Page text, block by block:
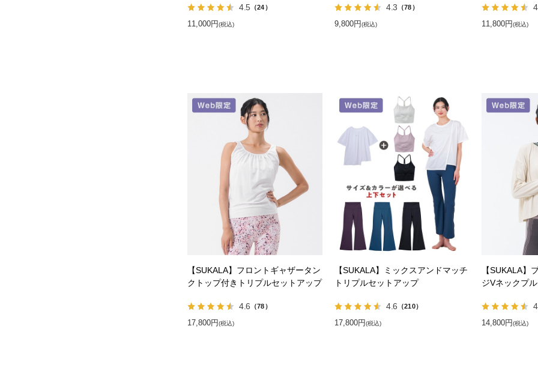
4.5 （24）
11,000円(税込)
4.3 （78）
9,800円(税込) 11,800円(税込)
【SUKALA】フロントギャザータン
クトップ付きトリプルセットアップ
4.6 （78）
17,800円(税込)
【SUKALA】ミックスアンドマッチ
トリプルセットアップ
4.6 （210）
17,800円(税込)
【SUKALA】
ジVネックプ
14,800円(税込)